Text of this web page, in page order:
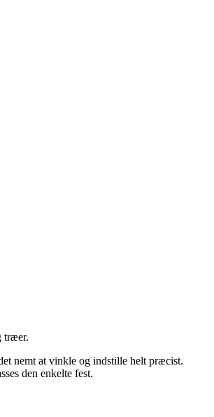
træer.
nemt at vinkle og indstille helt præcist.
den enkelte fest.